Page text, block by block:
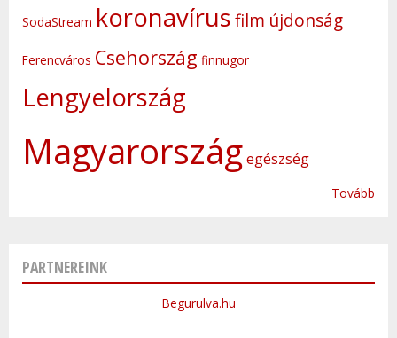
SodaStream koronavírusfilm újdonság
Ferencváros Csehország finnugor
Lengyelország
Magyarországegészség
Tovább
PARTNEREINK
Begurulva.hu